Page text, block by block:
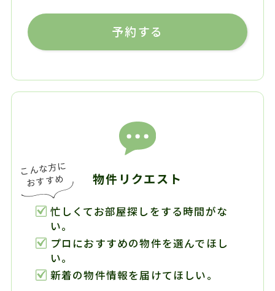
予約する
物件リクエスト
忙しくてお部屋探しをする時間がな
い。
プロにおすすめの物件を選んでほし
い。
新着の物件情報を届けてほしい。